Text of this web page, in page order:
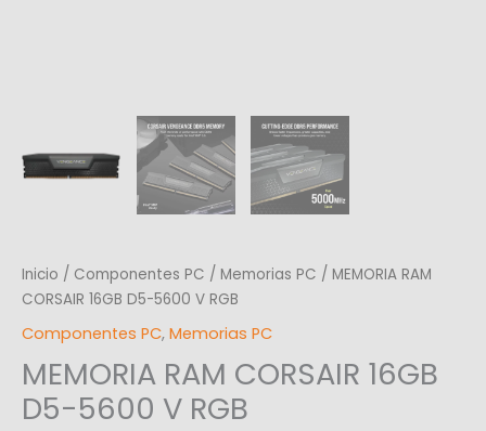
Inicio / Componentes PC / Memorias PC / MEMORIA RAM
CORSAIR 16GB D5-5600 V RGB
Componentes PC, Memorias PC
MEMORIA RAM CORSAIR 16GB
D5-5600 V RGB